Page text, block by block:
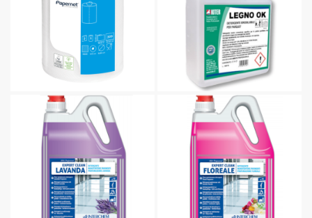
Sorain detersivo lavatrice Sanitar Rain